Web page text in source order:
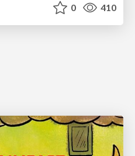
0 410